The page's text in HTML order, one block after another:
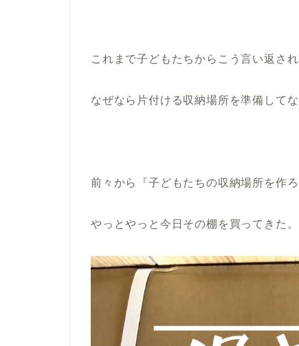
これまで子どもたちからこう言い返さ
なぜなら片付ける収納場所を準備してな
前々から『子どもたちの収納場所を作
やっとやっと今日その棚を買ってきた。